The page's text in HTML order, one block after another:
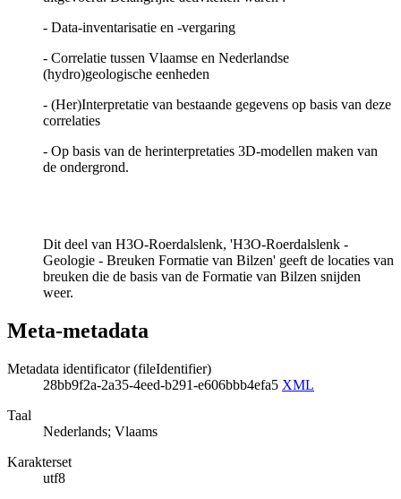
- Data-inventarisatie en -vergaring
- Correlatie tussen Vlaamse en Nederlandse
(hydro)geologische eenheden
- (Her)Interpretatie van bestaande gegevens op basis van deze
correlaties
- Op basis van de herinterpretaties 3D-modellen maken van
de ondergrond.
Dit deel van H3O-Roerdalslenk, 'H3O-Roerdalslenk -
Geologie - Breuken Formatie van Bilzen' geeft de locaties van
breuken die de basis van de Formatie van Bilzen snijden
weer.
Meta-metadata
Metadata identificator (fileIdentifier)
28bb9f2a-2a35-4eed-b291-e606bbb4efa5 XML
Taal
Nederlands; Vlaams
Karakterset
utf8